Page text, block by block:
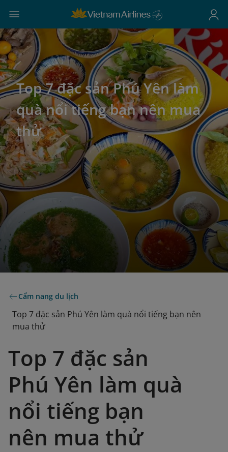
Top 7 đặc sản Phú Yên làm
quà nổi tiếng bạn nên mua
thử
Cẩm nang du lịch
Top 7 đặc sản Phú Yên làm quà nổi tiếng bạn nên
mua thử
Top 7 đặc sản
Phú Yên làm quà
nổi tiếng bạn
nên mua thử